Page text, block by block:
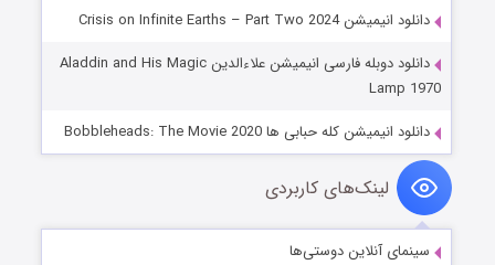
دانلود انیمیشن Crisis on Infinite Earths – Part Two 2024
دانلود دوبله فارسی انیمیشن علاءالدین Aladdin and His Magic
Lamp 1970
دانلود انیمیشن کله حبابی ها Bobbleheads: The Movie 2020
لینک‌های کاربردی
سینمای آنلاین دوستی‌ها